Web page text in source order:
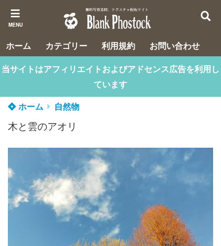
MENU
ホーム カテゴリー 利用規約
お問い合わせ
当サイトはアフィリエイトおよびアドセンス広告を利用し
ています
ホーム
自然物
木と雲のアオリ